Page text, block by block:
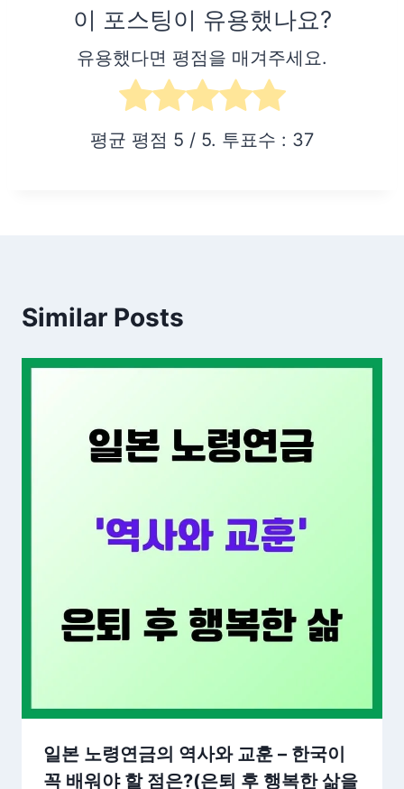
이 포스팅이 유용했나요?
유용했다면 평점을 매겨주세요.
평균 평점 5 / 5. 투표수 : 37
Similar Posts
일본 노령연금의 역사와 교훈 – 한국이
꼭 배워야 할 점은?(은퇴 후 행복한 삶을